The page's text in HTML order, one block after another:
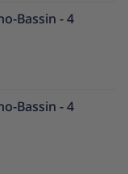
Bassin - 4
Bassin - 4